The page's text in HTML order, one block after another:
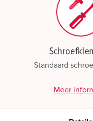
Standaard
Meer